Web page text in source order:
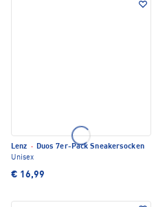
Lenz · Duos 7er-Pack Sneakersocken
Unisex
€ 16,99